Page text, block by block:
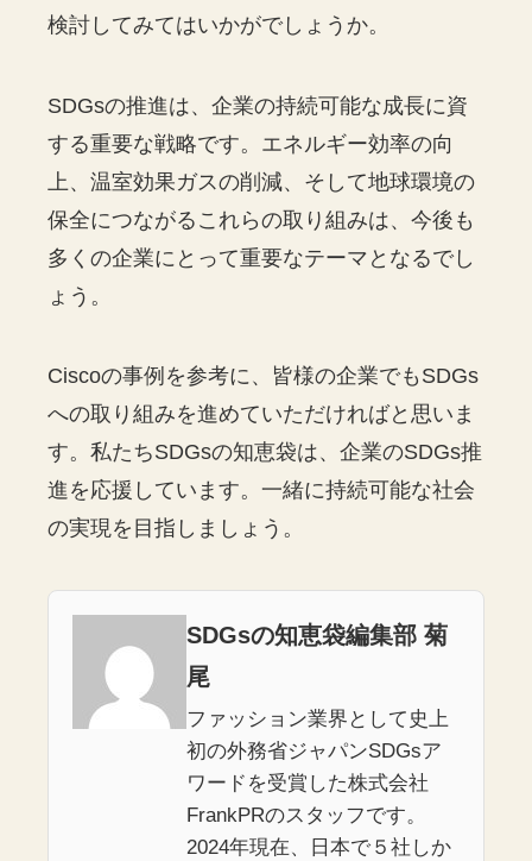
検討してみてはいかがでしょうか。
SDGsの推進は、企業の持続可能な成長に資
する重要な戦略です。エネルギー効率の向
上、温室効果ガスの削減、そして地球環境の
保全につながるこれらの取り組みは、今後も
多くの企業にとって重要なテーマとなるでし
ょう。
Ciscoの事例を参考に、皆様の企業でもSDGs
への取り組みを進めていただければと思いま
す。私たちSDGsの知恵袋は、企業のSDGs推
進を応援しています。一緒に持続可能な社会
の実現を目指しましょう。
SDGsの知恵袋編集部 菊
尾
ファッション業界として史上
初の外務省ジャパンSDGsア
ワードを受賞した株式会社
FrankPRのスタッフです。
2024年現在、日本で５社しか